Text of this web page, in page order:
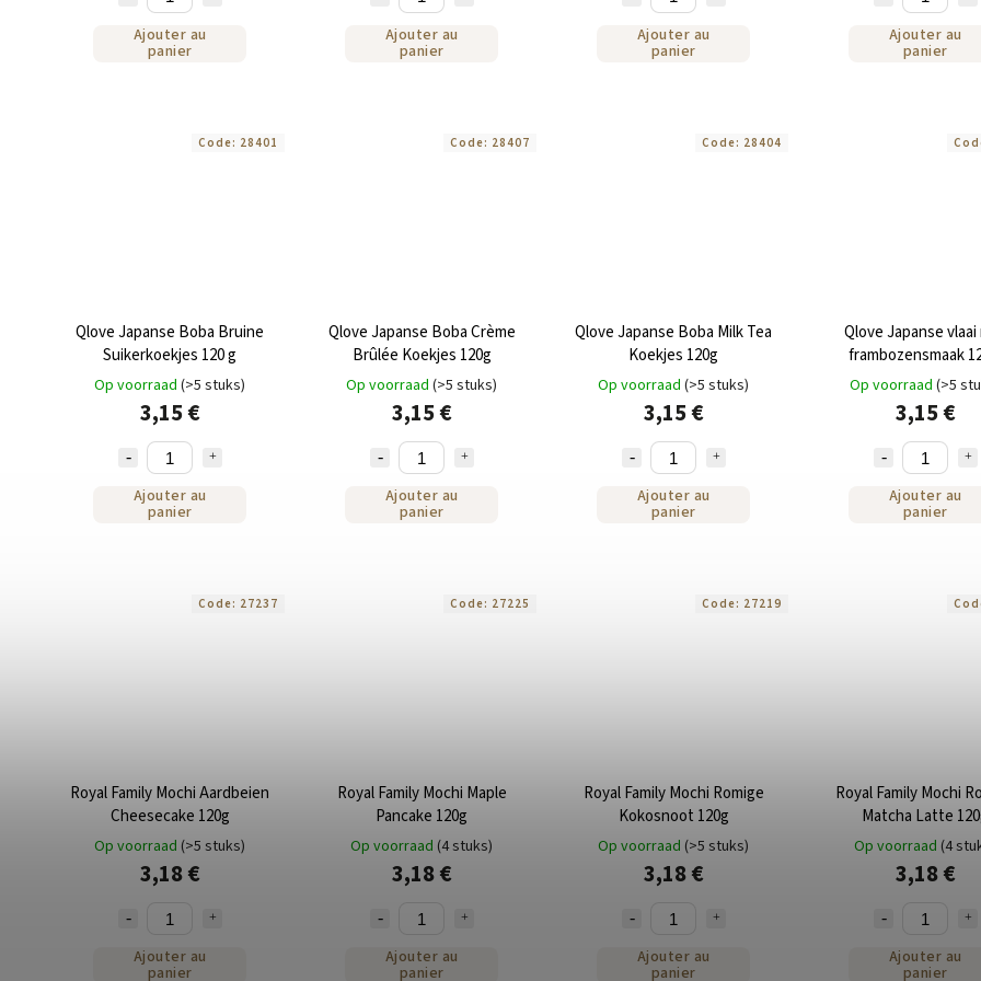
Ajouter au
panier
Ajouter au
panier
Ajouter au
panier
Ajouter au
panier
Qlove Japanse Boba Bruine
Suikerkoekjes 120 g
Op voorraad (>5 stuks)
3,15 €
Ajouter au
panier
Code: 28401
Qlove Japanse Boba Crème
Brûlée Koekjes 120g
Op voorraad (>5 stuks)
3,15 €
Ajouter au
panier
Code: 28407
Qlove Japanse Boba Milk Tea
Koekjes 120g
Op voorraad (>5 stuks)
3,15 €
Ajouter au
panier
Code: 28404
Qlove Japanse
frambozensmaak
Op voorraad (>5
3,15 €
Ajouter au
panier
Royal Family Mochi Aardbeien
Cheesecake 120g
Op voorraad (>5 stuks)
3,18 €
Ajouter au
panier
Code: 27237
Royal Family Mochi Maple
Pancake 120g
Op voorraad (4 stuks)
3,18 €
Ajouter au
panier
Code: 27225
Royal Family Mochi Romige
Kokosnoot 120g
Op voorraad (>5 stuks)
3,18 €
Ajouter au
panier
Code: 27219
Royal Family Mochi
Matcha Latte
Op voorraad (4
3,18 €
Ajouter au
panier